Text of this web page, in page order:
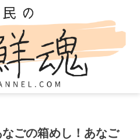
ごの箱めし！あなご